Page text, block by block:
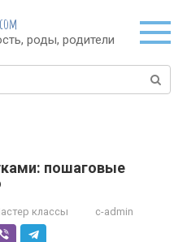
роды, родители
пошаговые
классы c-admin